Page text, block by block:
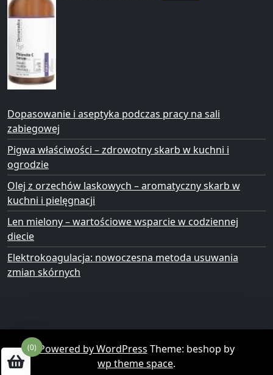
Dopasowanie i aseptyka podczas pracy na sali
zabiegowej
Pigwa właściwości – zdrowotny skarb w kuchni i
ogrodzie
Olej z orzechów laskowych – aromatyczny skarb w
kuchni i pielęgnacji
Len mielony – wartościowe wsparcie w codziennej
diecie
Elektrokoagulacja: nowoczesna metoda usuwania
zmian skórnych
Powered by WordPress Theme: beshop by
wp theme space.
(0)